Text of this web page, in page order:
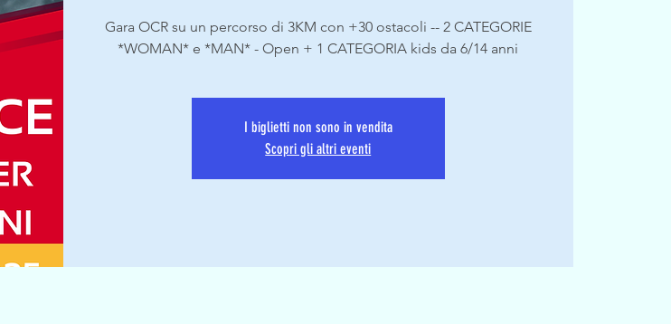
Gara OCR su un percorso di 3KM con +30 ostacoli -- 2 CATEGORIE
*WOMAN* e *MAN* - Open + 1 CATEGORIA kids da 6/14 anni
I biglietti non sono in vendita
Scopri gli altri eventi